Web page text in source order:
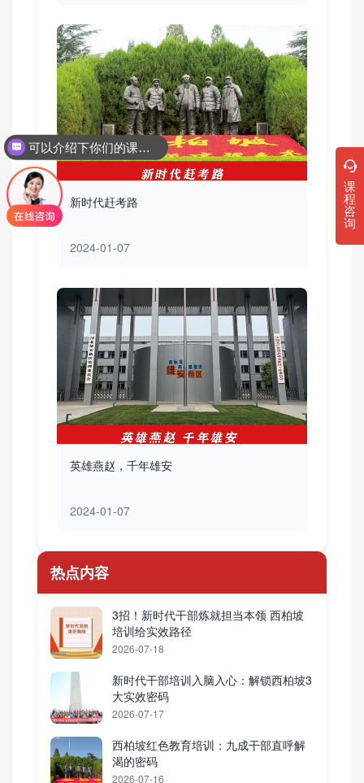
新时代赶考路
2024-01-07
英雄燕赵，千年雄安
2024-01-07
热点内容
3招！新时代干部炼就担当本领 西柏坡
培训给实效路径
2026-07-18
新时代干部培训入脑入心：解锁西柏坡3
大实效密码
2026-07-17
西柏坡红色教育培训：九成干部直呼解
渴的密码
2026-07-16
课
程
咨
询